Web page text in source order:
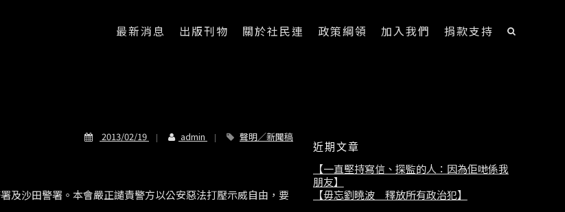
最新消息 出版刊物 關於社民連 政策綱領 加入我們 捐款支持
2013/02/19 admin 聲明／新聞稿
及沙田警署。本會嚴正譴責警方以公安惡法打壓示威自由，要
近期文章
【一直堅持寫信、探監的人：因為佢哋係我
朋友】
【毋忘劉曉波 釋放所有政治犯】